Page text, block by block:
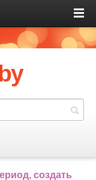
создать